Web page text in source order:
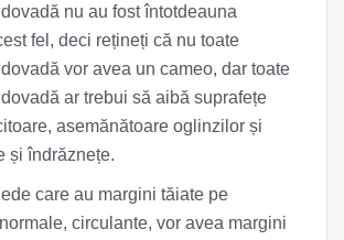
nu au fost întotdeauna
fel, deci rețineți că nu toate
vor avea un cameo, dar toate
ar trebui să aibă suprafețe
asemănătoare oglinzilor și
și îndrăznețe.
care au margini tăiate pe
circulante, vor avea margini